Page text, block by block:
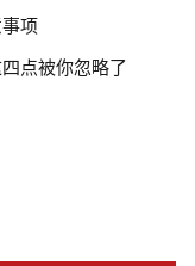
项
点被你忽略了